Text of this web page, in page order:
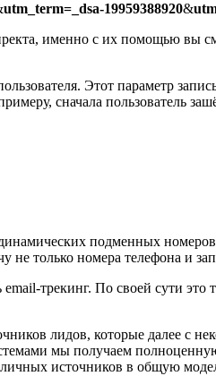
utm_term=_dsa-19959388920&
именно с их помощью вы
Этот параметр
сначала пользователь
подменных
не только номера телефона и
трекинг. По своей сути
лидов, которые далее с
мы получаем
источников в общую